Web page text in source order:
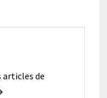
articles de